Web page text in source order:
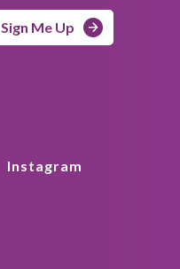
Sign Me Up
Instagram